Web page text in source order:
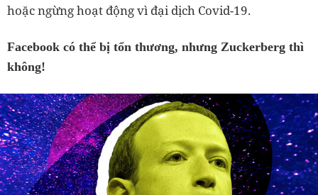
hoặc ngừng hoạt động vì đại dịch Covid-19.
Facebook có thể bị tổn thương, nhưng Zuckerberg thì
không!